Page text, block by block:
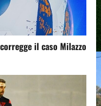
il caso Milazzo